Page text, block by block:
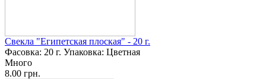
Свекла "Египетская плоская" - 20 г.
Фасовка: 20 г. Упаковка: Цветная
Много
8.00 грн.